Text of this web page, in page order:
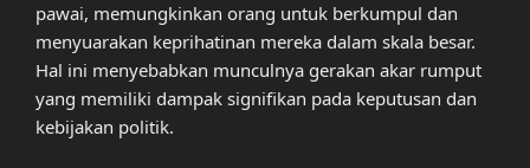
pawai, memungkinkan orang untuk berkumpul dan
menyuarakan keprihatinan mereka dalam skala besar.
Hal ini menyebabkan munculnya gerakan akar rumput
yang memiliki dampak signifikan pada keputusan dan
kebijakan politik.